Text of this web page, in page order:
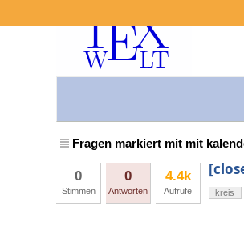
Fragen markiert mit mit
0
Stimmen
0
Antworten
4.4k
Aufrufe kreis